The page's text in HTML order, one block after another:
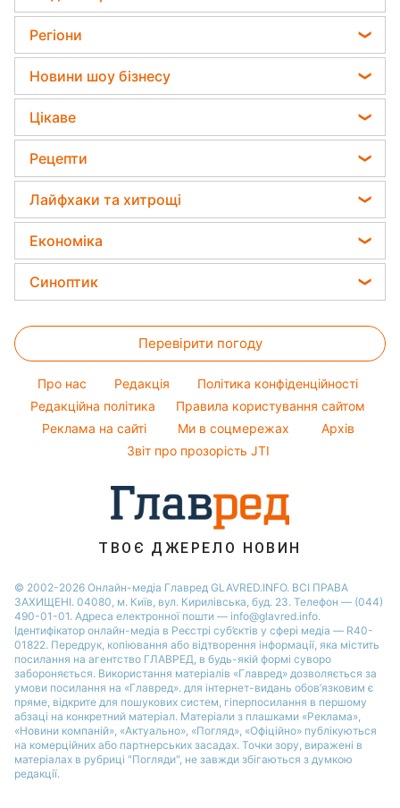
27 квітня 2026, 19:29
Підпишіться
України / Колаж: Главред, фото: скріншоти з відео
Об’єднання литовських і руських земель
у XIV столітті стало основою держави,
яка суттєво вплинула на розвиток
українських територій та карту Європи.
ad